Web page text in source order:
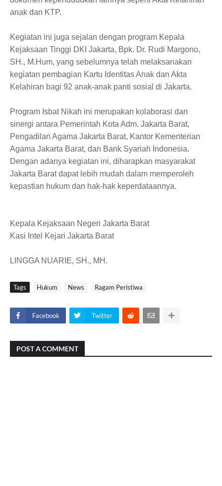
anak dan KTP.
Kegiatan ini juga sejalan dengan program Kepala
Kejaksaan Tinggi DKI Jakarta, Bpk. Dr. Rudi Margono,
SH., M.Hum, yang sebelumnya telah melaksanakan
kegiatan pembagian Kartu Identitas Anak dan Akta
Kelahiran bagi 92 anak-anak panti sosial di Jakarta.
Program Isbat Nikah ini merupakan kolaborasi dan
sinergi antara Pemerintah Kota Adm. Jakarta Barat,
Pengadilan Agama Jakarta Barat, Kantor Kementerian
Agama Jakarta Barat, dan Bank Syariah Indonesia.
Dengan adanya kegiatan ini, diharapkan masyarakat
Jakarta Barat dapat lebih mudah dalam memperoleh
kepastian hukum dan hak-hak keperdataannya.
Kepala Kejaksaan Negeri Jakarta Barat
Kasi Intel Kejari Jakarta Barat
LINGGA NUARIE, SH., MH.
Tags Hukum News Ragam Peristiwa
Facebook Twitter
POST A COMMENT